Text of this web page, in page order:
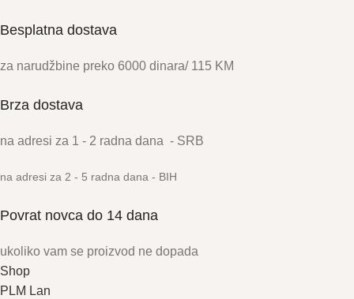
Besplatna dostava
za narudžbine preko 6000 dinara/ 115 KM
Brza dostava
na adresi za 1 - 2 radna dana - SRB
na adresi za 2 - 5 radna dana - BIH
Povrat novca do 14 dana
ukoliko vam se proizvod ne dopada
Shop
PLM Lan